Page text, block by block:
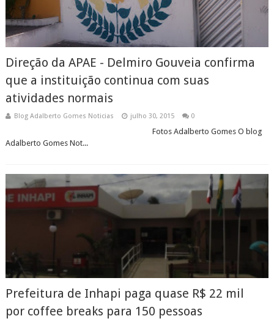
Direção da APAE - Delmiro Gouveia confirma
que a instituição continua com suas
atividades normais
Blog Adalberto Gomes Noticias julho 30, 2015 0
Fotos Adalberto Gomes O blog
Adalberto Gomes Not...
Prefeitura de Inhapi paga quase R$ 22 mil
por coffee breaks para 150 pessoas